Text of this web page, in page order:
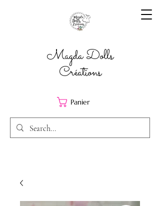
Magda Dolls
Créations
Panier